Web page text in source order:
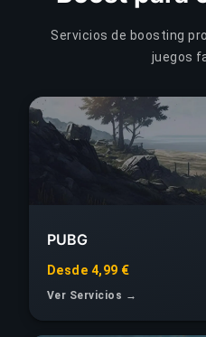
Servicios de boosting
juegos
PUBG
Desde 4,99 €
Ver Servicios →